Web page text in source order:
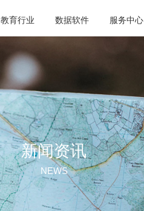
教育行业 数据软件 服务中心
新闻资讯
NEWS